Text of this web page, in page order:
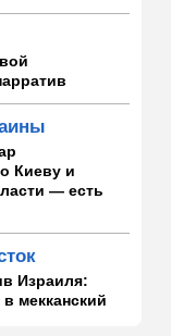
Киеву и
— есть
Израиля:
мекканский